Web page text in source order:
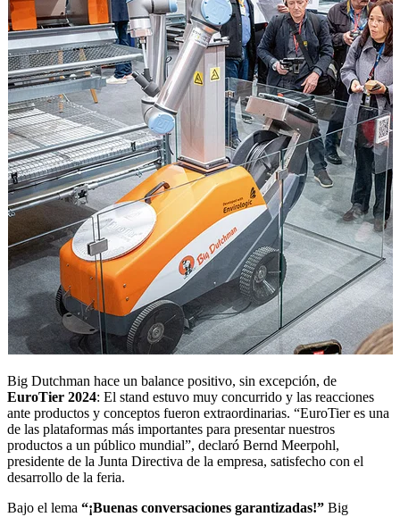
Big Dutchman hace un balance positivo, sin excepción, de
EuroTier 2024: El stand estuvo muy concurrido y las reacciones
ante productos y conceptos fueron extraordinarias. “EuroTier es una
de las plataformas más importantes para presentar nuestros
productos a un público mundial”, declaró Bernd Meerpohl,
presidente de la Junta Directiva de la empresa, satisfecho con el
desarrollo de la feria.
Bajo el lema “¡Buenas conversaciones garantizadas!” Big